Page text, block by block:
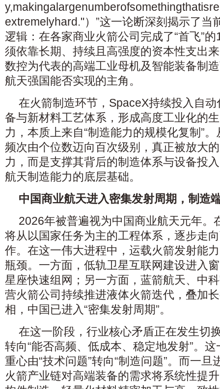
extremelyhard."）”这一论断深刻揭示了当
逻辑：在各家商业火箭公司完成了“首飞”
须依靠长期、持续且高强度的资本性支出
数控为代表的高端工业母机及智能装备制
航天强国能否实现的主角。
在火箭制造环节，SpaceX持续投入自
备与新材料工艺体系，形成高度工业化的
力，本质上来自“制造能力的规模化复制”
频次由个位数迈向百次级别，真正被放大
力，而是支撑其背后的制造体系与设备投
航天制造能力的底层基础。
中国商业航天进入密集发射周期，制造
2026年被普遍视为中国商业航天元年。
将从以国家任务为主的工程体系，逐步走
作。在这一伟大进程中，运载火箭发射能
瓶颈。一方面，低轨卫星互联网建设进入
星座快速组网；另一方面，蓝箭航天、中
营火箭公司持续推进液体火箭迭代，叠加
相，中国已进入“密集发射周期”。
在这一阶段，行业核心矛盾正在发生切
转向“能否高频、低成本、稳定地发射”。
重心由“技术问题”转向“制造问题”。而一
火箭产业链对高端装备的需求将系统性提